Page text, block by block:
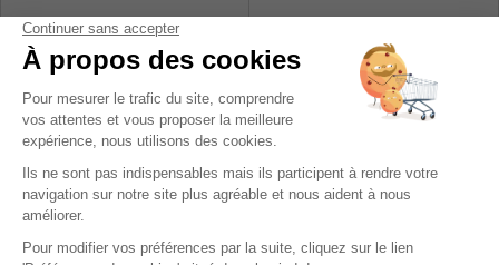
302,40 €
272,16 € -10%
Ajouter au panier
272,16 € -10%
Ajouter au panier